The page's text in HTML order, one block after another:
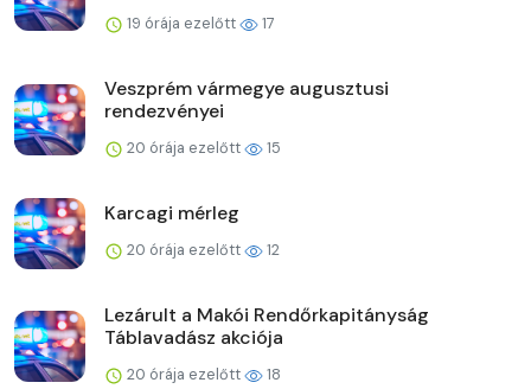
19 órája ezelőtt 17
Veszprém vármegye augusztusi
rendezvényei
20 órája ezelőtt 15
Karcagi mérleg
20 órája ezelőtt 12
Lezárult a Makói Rendőrkapitányság
Táblavadász akciója
20 órája ezelőtt 18